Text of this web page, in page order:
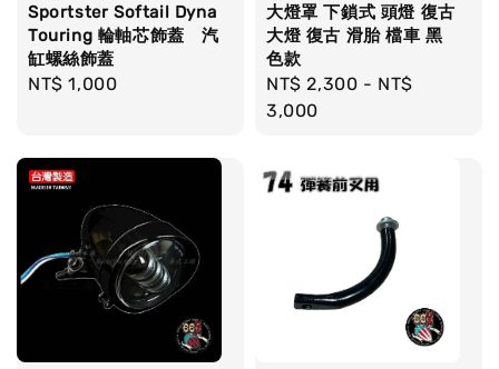
Sportster Softail Dyna
Touring 輪軸芯飾蓋 汽
缸螺絲飾蓋
Regular
NT$ 1,000
大燈罩 下鎖式 頭燈 復古
大燈 復古 滑胎 檔車 黑
色款
Regular
price
NT$ 2,300 - NT$
3,000